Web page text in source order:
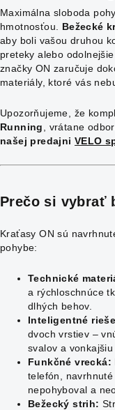
Maximálna sloboda
hmotnosťou.
Bežecké
aby boli vašou druhou
preteky alebo
značky ON zaručuje
materiály, ktoré vás
Upozorňujeme, že
Running
, vrátane
našej predajni VELO
Prečo si vybrať
Kraťasy ON sú
pohybe:
Technické
a rýchloschnúce
dlhých behov.
Inteligentné
dvoch vrstiev –
svalov a
Funkčné vrecká:
telefón,
nepohyboval a
Bežecký strih: